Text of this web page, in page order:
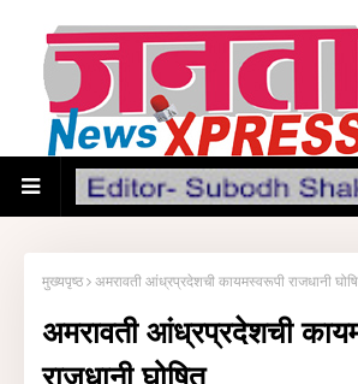
मुख्यपृष्ठ अमरावती आंध्रप्रदेशची कायमस्वरूपी राजधानी
अमरावती आंध्रप्रदेशची
राजधानी घोषित